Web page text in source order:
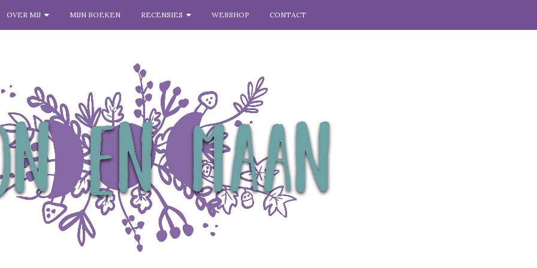
OVER MIJ MIJN BOEKEN RECENSIES WEBSHOP CONTACT